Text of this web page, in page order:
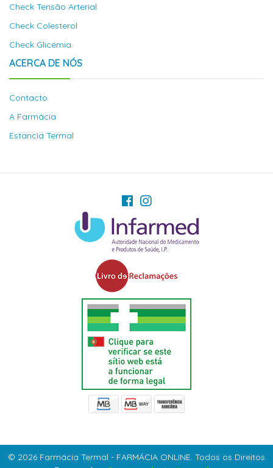
Check Tensão Arterial
Check Colesterol
Check Glicémia
ACERCA DE NÓS
Contacto
A Farmácia
Estancia Termal
© 2026 Farmácia Termal - FARMÁCIA ONLINE. Todos os Direitos